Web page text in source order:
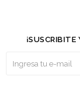
¡SUSCRIBITE